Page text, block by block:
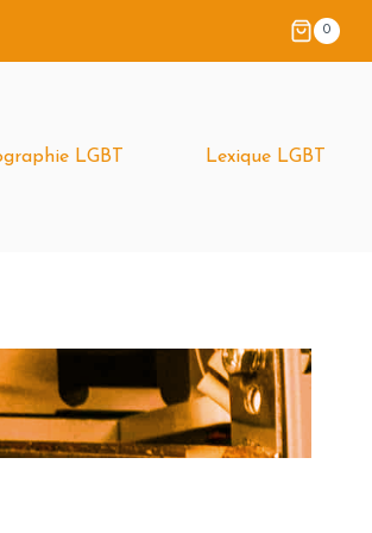
0
LGBT Lexique LGBT